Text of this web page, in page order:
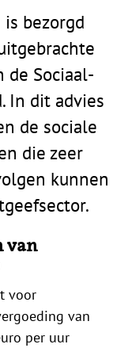
bezorgd
de Sociaal-
In dit advies
de sociale
die zeer
kunnen
van
voor
van
per uur